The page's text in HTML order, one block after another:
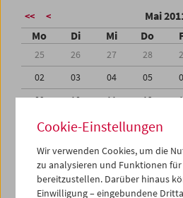
<< < Mai
Mo Di Mi Do
25 26 27 28
02
03 04 05
09
10 11 12
16
17 18 19
23
25
30
31 01 02
Cookie-Einstellungen
Wir verwenden Cookies, um die
zu analysieren und Funktionen für
bereitzustellen. Darüber hinaus
Einwilligung – eingebundene